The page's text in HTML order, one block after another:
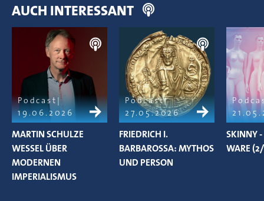
AUCH INTERESSANT
Podcast
19.06.2026
MARTIN SCHULZE
WESSEL ÜBER
MODERNEN
IMPERIALISMUS
Podcast
27.05.2026
FRIEDRICH I.
BARBAROSSA: MYTHOS
UND PERSON
SKINNY -
WARE